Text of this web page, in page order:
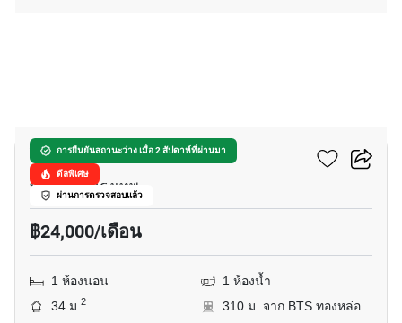
การยืนยันสถานะว่าง เมื่อ 2 สัปดาห์ที่ผ่านมา
ดีลพิเศษ
ผ่านการตรวจสอบแล้ว
ริทึ่ม สุขุมวิท 36-38
ทองหล่อ, กรุงเทพ
฿24,000/เดือน
1 ห้องนอน
1 ห้องน้ำ
34 ม.2
310 ม. จาก BTS ทองหล่อ